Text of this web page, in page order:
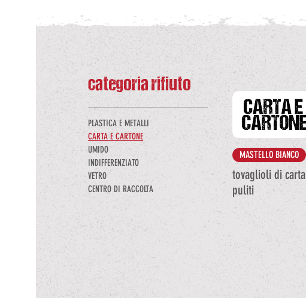
categoria rifiuto
PLASTICA E METALLI
CARTA E CARTONE
UMIDO
INDIFFERENZIATO
VETRO
CENTRO DI RACCOLTA
MASTELLO BIANCO
tovaglioli di carta
puliti